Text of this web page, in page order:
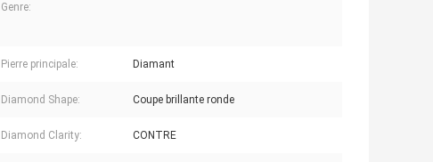
Genre:
Pierre principale: Diamant
Diamond Shape: Coupe brillante ronde
Diamond Clarity: CONTRE